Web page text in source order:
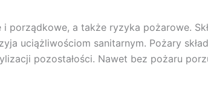
porządkowe, a także ryzyka pożarowe.
uciążliwościom sanitarnym. Pożary
pozostałości. Nawet bez pożaru